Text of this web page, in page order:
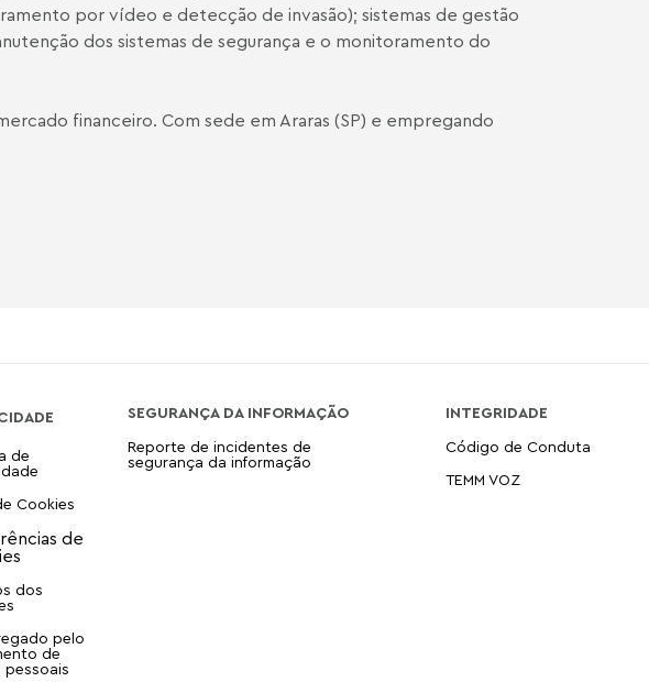
por vídeo e detecção de invasão); sistemas de gestão
dos sistemas de segurança e o monitoramento do
financeiro. Com sede em Araras (SP) e empregando
de
Cookies
dos
pelo
de
SEGURANÇA DA INFORMAÇÃO
Reporte de incidentes de
segurança da informação
INTEGRIDADE
Código de Conduta
TEMM VOZ